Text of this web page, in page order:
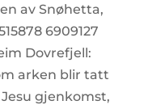
av Snøhetta,
6909127
Dovrefjell:
arken blir tatt
gjenkomst,